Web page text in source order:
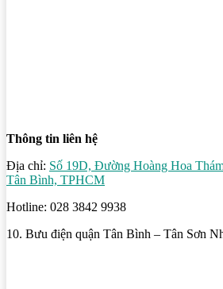
Thông tin liên hệ
Địa chỉ: Số 19D, Đường Hoàng Hoa
Tân Bình, TPHCM
Hotline: 028 3842 9938
10. Bưu điện quận Tân Bình – Tân Sơn